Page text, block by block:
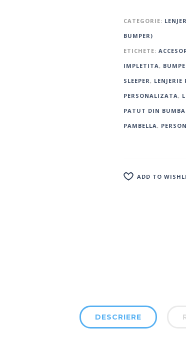
CATEGORIE:
BUMPER)
ETICHETE:
IMPLETITA ,
SLEEPER , LENJERIE
PERSONALIZATA ,
PATUT DIN
PAMBELLA ,
ADD TO
DESCRIERE